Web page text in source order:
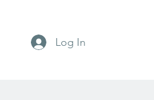
Log In